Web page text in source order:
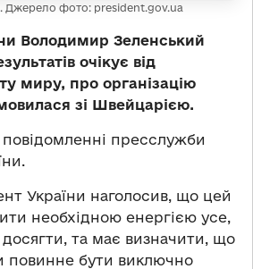
Джерело фото: president.gov.ua
Володимир Зеленський
очікує від
миру, про організацію
зі Швейцарією.
пресслужби
України наголосив, що цей
необхідною енергією усе,
та має визначити, що
повинне бути виключно